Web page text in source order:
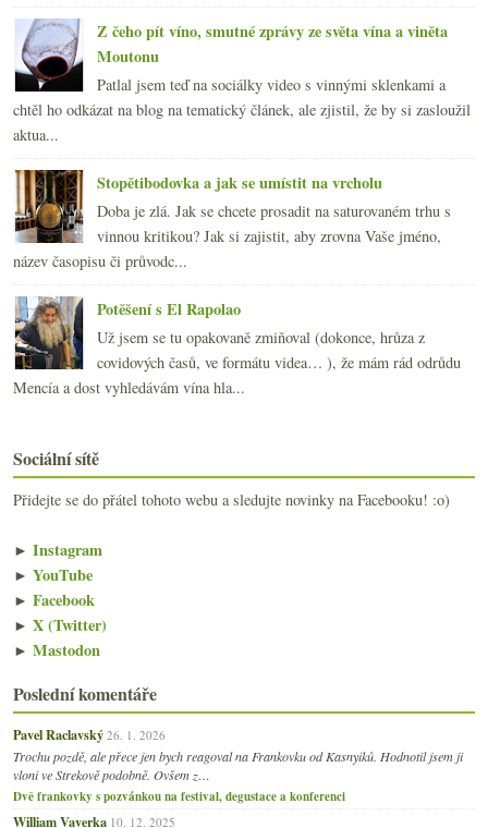
Z čeho pít víno, smutné zprávy ze světa vína a viněta
Moutonu
Patlal jsem teď na sociálky video s vinnými sklenkami a
chtěl ho odkázat na blog na tematický článek, ale zjistil, že by si zasloužil
aktua...
Stopětibodovka a jak se umístit na vrcholu
Doba je zlá. Jak se chcete prosadit na saturovaném trhu s
vinnou kritikou? Jak si zajistit, aby zrovna Vaše jméno,
název časopisu či průvodc...
Potěšení s El Rapolao
Už jsem se tu opakovaně zmiňoval (dokonce, hrůza z
covidových časů, ve formátu videa… ), že mám rád odrůdu
Mencía a dost vyhledávám vína hla...
Sociální sítě
Přidejte se do přátel tohoto webu a sledujte novinky na Facebooku! :o)
► Instagram
► YouTube
► Facebook
► X (Twitter)
► Mastodon
Poslední komentáře
Pavel Raclavský 26. 1. 2026
Trochu pozdě, ale přece jen bych reagoval na Frankovku od Kasnyiků. Hodnotil jsem ji
vloni ve Strekově podobně. Ovšem z…
Dvě frankovky s pozvánkou na festival, degustace a konferenci
William Vaverka 10. 12. 2025